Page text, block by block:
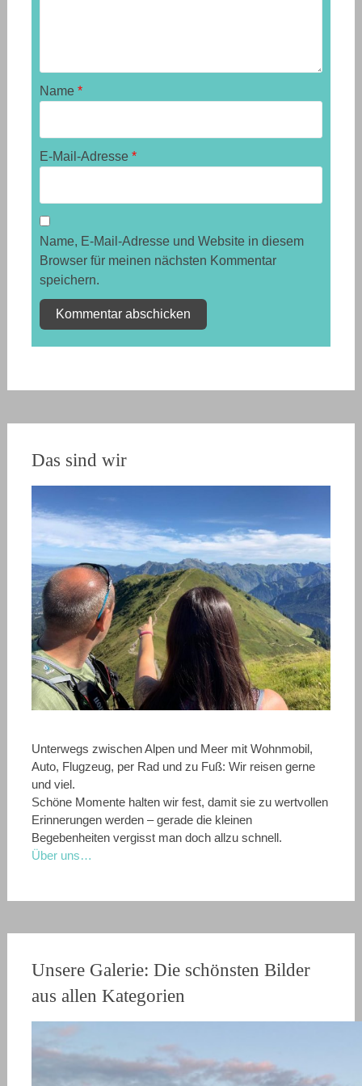
Name *
E-Mail-Adresse *
Name, E-Mail-Adresse und Website in diesem
Browser für meinen nächsten Kommentar
speichern.
Das sind wir
Unterwegs zwischen Alpen und Meer mit Wohnmobil,
Auto, Flugzeug, per Rad und zu Fuß: Wir reisen gerne
und viel.
Schöne Momente halten wir fest, damit sie zu wertvollen
Erinnerungen werden – gerade die kleinen
Begebenheiten vergisst man doch allzu schnell.
Über uns…
Unsere Galerie: Die schönsten Bilder
aus allen Kategorien